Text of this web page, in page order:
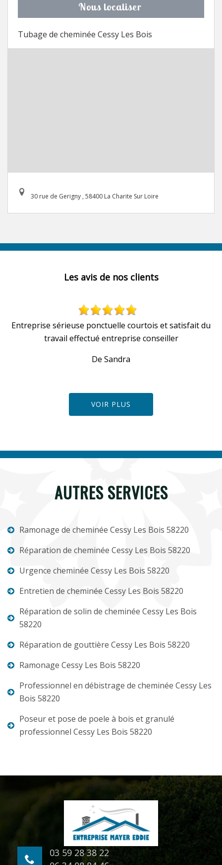
Nous localiser
Tubage de cheminée Cessy Les Bois
30 rue de Gerigny , 58400 La Charite Sur Loire
Les avis de nos clients
Entreprise sérieuse ponctuelle courtois et satisfait du
travail effectué entreprise conseiller
De Sandra
VOIR PLUS
AUTRES SERVICES
Ramonage de cheminée Cessy Les Bois 58220
Réparation de cheminée Cessy Les Bois 58220
Urgence cheminée Cessy Les Bois 58220
Entretien de cheminée Cessy Les Bois 58220
Réparation de solin de cheminée Cessy Les Bois
58220
Réparation de gouttière Cessy Les Bois 58220
Ramonage Cessy Les Bois 58220
Professionnel en débistrage de cheminée Cessy Les
Bois 58220
Poseur et pose de poele à bois et granulé
professionnel Cessy Les Bois 58220
03 59 28 38 22